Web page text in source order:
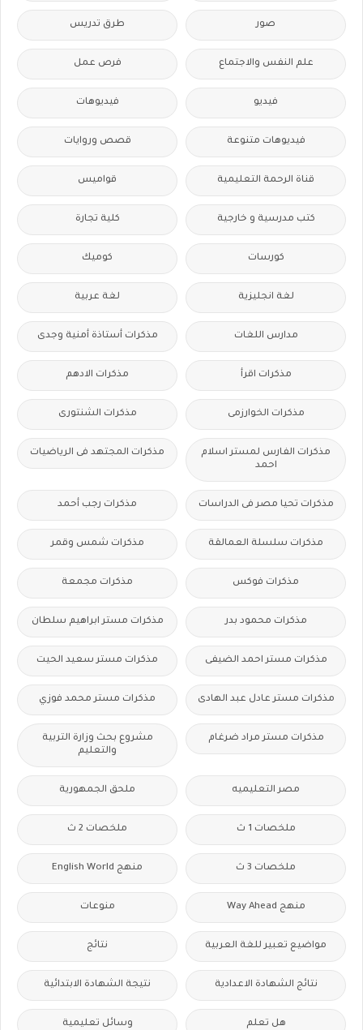
صور طرق تدريس
علم النفس والاجتماع فرص عمل
فيديو فيديوهات
فيديوهات متنوعة قصص وروايات
قناة الرحمة التعليمية قواميس
كتب مدرسية و خارجية كلية تجارة
كورسات كوميك
لغة انجليزية لغة عربية
مدارس اللغات مذكرات أستاذة أمنية وجدى
مذكرات اقرأ مذكرات الادهم
مذكرات الخوارزمى مذكرات الشنتورى
مذكرات الفارس لمستر اسلام
احمد
مذكرات المجتهد فى الرياضيات
مذكرات تحيا مصر فى الدراسات مذكرات رجب أحمد
مذكرات سلسلة العمالقة مذكرات شمس وقمر
مذكرات فوكس مذكرات مجمعة
مذكرات محمود بدر مذكرات مستر ابراهيم سلطان
مذكرات مستر احمد الضيفى مذكرات مستر سعيد الحيت
مذكرات مستر عادل عبد الهادى مذكرات مستر محمد فوزي
مذكرات مستر مراد ضرغام
مشروع بحث وزارة التربية
والتعليم
مصر التعليميه ملحق الجمهورية
ملخصات 1 ث ملخصات 2 ث
ملخصات 3 ث منهج English World
منهج Way Ahead منوعات
مواضيع تعبير للغة العربية نتائج
نتائج الشهادة الاعدادية نتيجة الشهادة الابتدائية
هل تعلم وسائل تعليمية